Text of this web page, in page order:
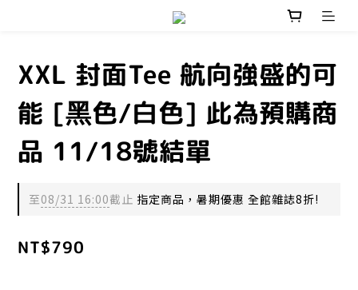
XXL 封面Tee 航向強盛的可
能 [黑色/白色] 此為預購商
品 11/18號結單
至08/31 16:00截止 指定商品，暑期優惠 全館雜誌8折!
NT$790